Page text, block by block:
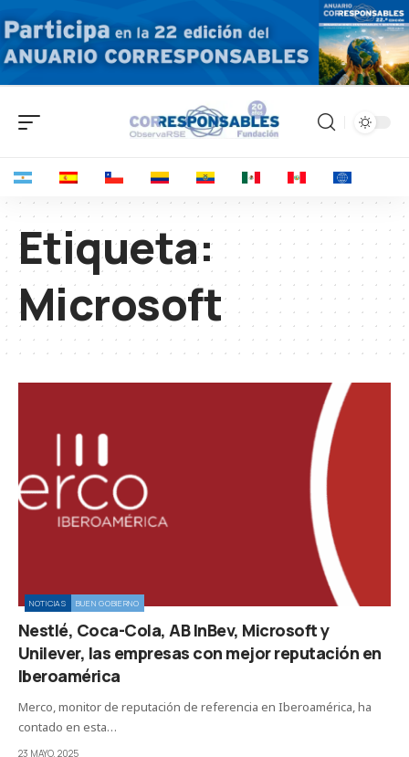
Etiqueta:
Microsoft
NOTICIAS BUEN GOBIERNO
Nestlé, Coca-Cola, AB InBev, Microsoft y
Unilever, las empresas con mejor reputación en
Iberoamérica
Merco, monitor de reputación de referencia en Iberoamérica, ha
contado en esta…
23 MAYO, 2025